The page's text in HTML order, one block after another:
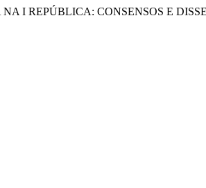
I REPÚBLICA: CONSENSOS E